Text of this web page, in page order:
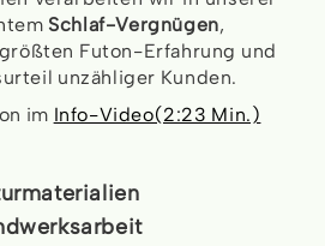
Schlaf-Vergnügen,
Futon-Erfahrung und
unzähliger Kunden.
im Info-Video(2:23 Min.)